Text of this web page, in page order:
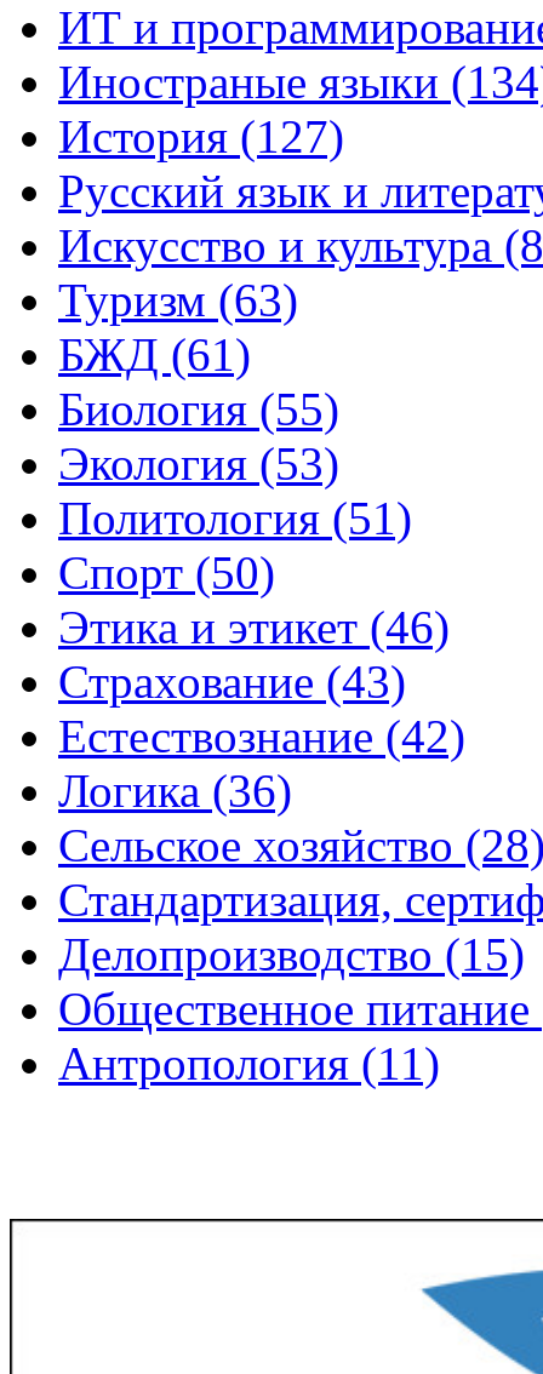
ИТ и
Иностраные языки
История (127)
Русский язык и
Искусство и культура
Туризм (63)
БЖД (61)
Биология (55)
Экология (53)
Политология (51)
Спорт (50)
Этика и этикет (46)
Страхование (43)
Естествознание (42)
Логика (36)
Сельское хозяйство
Стандартизация,
Делопроизводство (15)
Общественное
Антропология (11)